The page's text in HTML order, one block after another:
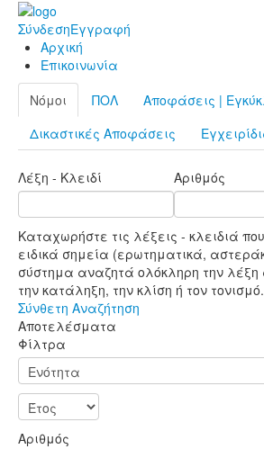
ΣύνδεσηΕγγραφή
Αρχική
Επικοινωνία
Νόμοι
ΠΟΛ
Αποφάσεις |
Δικαστικές Αποφάσεις
Λέξη - Κλειδί Αριθμός
Καταχωρήστε τις λέξεις - κλειδιά
ειδικά σημεία (ερωτηματικά,
σύστημα αναζητά ολόκληρη την
την κατάληξη, την κλίση ή τον τονισμό.
Σύνθετη Αναζήτηση
Αποτελέσματα
Φίλτρα
Αριθμός